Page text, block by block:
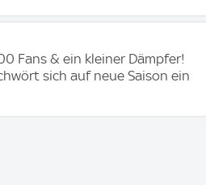
Fans & ein kleiner Dämpfer!
sich auf neue Saison ein